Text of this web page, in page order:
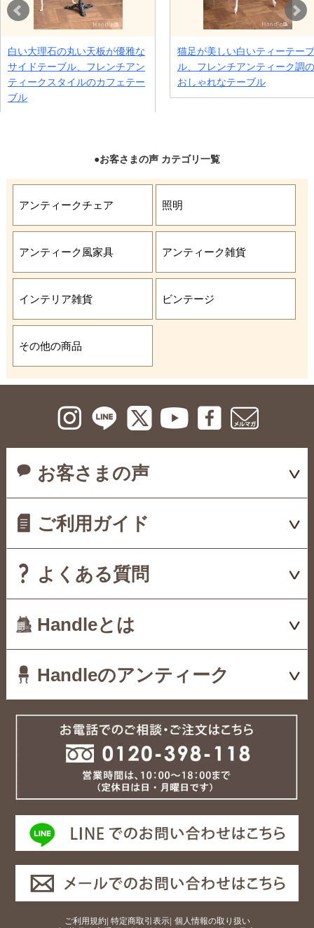
●お客さまの声 カテゴリ一覧
アンティークチェア 照明
アンティーク風家具 アンティーク雑貨
インテリア雑貨 ビンテージ
その他の商品
お客さまの声
ご利用ガイド
よくある質問
Handleとは
Handleのアンティーク
ご利用規約| 特定商取引表示| 個人情報の取り扱い